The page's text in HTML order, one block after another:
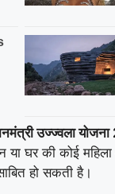
उज्ज्वला
घर की कोई
हो सकती है।